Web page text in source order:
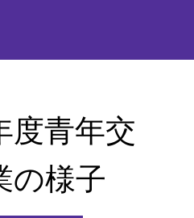
度青年交
の様子